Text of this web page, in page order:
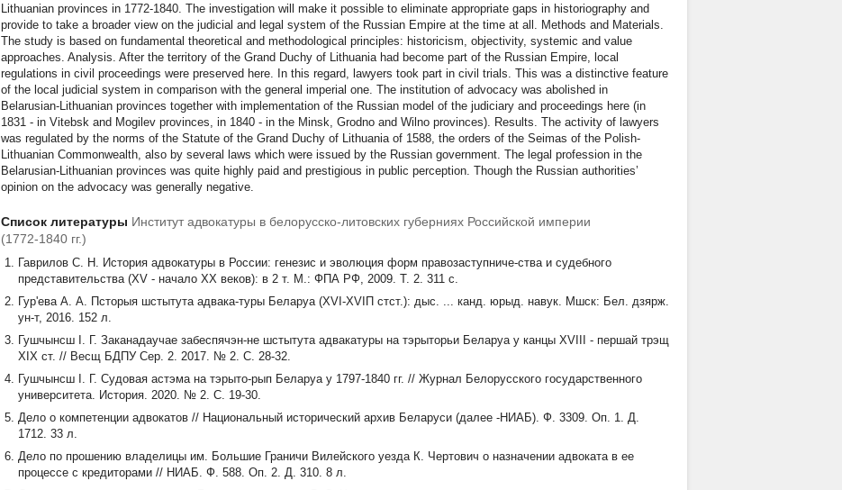
Lithuanian provinces in 1772-1840. The investigation will make it possible to eliminate appropriate gaps in historiography and
provide to take a broader view on the judicial and legal system of the Russian Empire at the time at all. Methods and Materials.
The study is based on fundamental theoretical and methodological principles: historicism, objectivity, systemic and value
approaches. Analysis. After the territory of the Grand Duchy of Lithuania had become part of the Russian Empire, local
regulations in civil proceedings were preserved here. In this regard, lawyers took part in civil trials. This was a distinctive feature
of the local judicial system in comparison with the general imperial one. The institution of advocacy was abolished in
Belarusian-Lithuanian provinces together with implementation of the Russian model of the judiciary and proceedings here (in
1831 - in Vitebsk and Mogilev provinces, in 1840 - in the Minsk, Grodno and Wilno provinces). Results. The activity of lawyers
was regulated by the norms of the Statute of the Grand Duchy of Lithuania of 1588, the orders of the Seimas of the Polish-
Lithuanian Commonwealth, also by several laws which were issued by the Russian government. The legal profession in the
Belarusian-Lithuanian provinces was quite highly paid and prestigious in public perception. Though the Russian authorities’
opinion on the advocacy was generally negative.
Список литературы Институт адвокатуры в белорусско-литовских губерниях Российской империи
(1772-1840 гг.)
Гаврилов С. Н. История адвокатуры в России: генезис и эволюция форм правозаступниче-ства и судебного
представительства (XV - начало XX веков): в 2 т. М.: ФПА РФ, 2009. Т. 2. 311 с.
Гур'ева А. А. Псторыя шстытута адвака-туры Беларуа (XVI-XVIП стст.): дыс. ... канд. юрыд. навук. Мшск: Бел. дзярж.
ун-т, 2016. 152 л.
Гушчынсш I. Г. Заканадаучае забеспячэн-не шстытута адвакатуры на тэрыторьи Беларуа у канцы XVIII - першай трэщ
XIX ст. // Весщ БДПУ Сер. 2. 2017. № 2. С. 28-32.
Гушчынсш I. Г. Судовая астэма на тэрыто-рып Беларуа у 1797-1840 гг. // Журнал Белорусского государственного
университета. История. 2020. № 2. С. 19-30.
Дело о компетенции адвокатов // Национальный исторический архив Беларуси (далее -НИАБ). Ф. 3309. Оп. 1. Д.
1712. 33 л.
Дело по прошению владелицы им. Большие Граничи Вилейского уезда К. Чертович о назначении адвоката в ее
процессе с кредиторами // НИАБ. Ф. 588. Оп. 2. Д. 310. 8 л.